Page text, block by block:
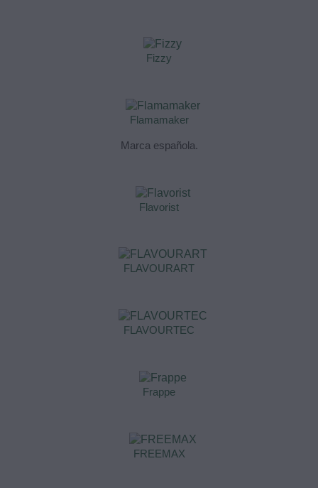
Fizzy
Flamamaker
Marca española.
Flavorist
FLAVOURART
FLAVOURTEC
Frappe
FREEMAX